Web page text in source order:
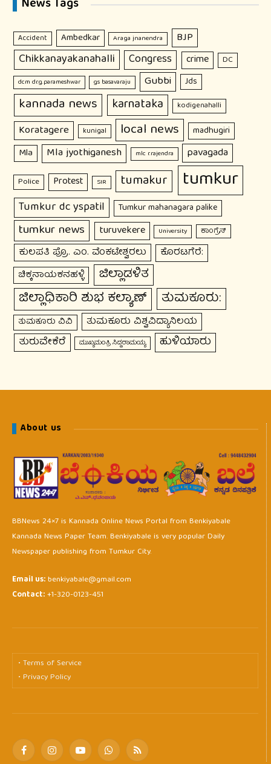
Accident Ambedkar Araga jnanendra BJP
Chikkanayakanahalli Congress crime DC
dcm dr.g.parameshwar gs basavaraju Gubbi Jds
kannada news karnataka kodigenahalli
Koratagere kunigal local news madhugiri
Mla Mla jyothiganesh mlc r.rajendra pavagada
Police Protest SIR tumakur tumkur
Tumkur dc yspatil Tumkur mahanagara palike
tumkur news turuvekere University ಕಾಂಗ್ರೆಸ್
ಕುಲಪತಿ ಪ್ರೊ. ಎಂ. ವೆಂಕಟೇಶ್ವರಲು ಕೊರಟಗೆರೆ:
ಚಿಕ್ಕನಾಯಕನಹಳ್ಳಿ ಜಿಲ್ಲಾಡಳಿತ
ಜಿಲ್ಲಾಧಿಕಾರಿ ಶುಭ ಕಲ್ಯಾಣ್ ತುಮಕೂರು:
ತುಮಕೂರು ವಿವಿ ತುಮಕೂರು ವಿಶ್ವವಿದ್ಯಾನಿಲಯ
ತುರುವೇಕೆರೆ ಮುಖ್ಯಮಂತ್ರಿ ಸಿದ್ದರಾಮಯ್ಯ ಹುಳಿಯಾರು
About us
BBNews 24×7 is Kannada Online News Portal from Benkiyabale
Kannada News Paper Team. Benkiyabale is very popular Daily
Newspaper publishing from Tumkur City.
Email us:benkiyabale@gmail.com
Contact:+1-320-0123-451
• Terms of Service
• Privacy Policy
FacebookInstagramYouTubeWhatsApp
RSS